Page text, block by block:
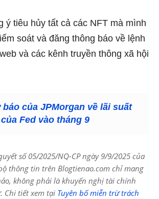
ý tiêu hủy tất cả các NFT mà mình
soát và đăng thông báo về lệnh
và các kênh truyền thông xã hội
của JPMorgan về lãi suất
của Fed vào tháng 9
số 05/2025/NQ-CP ngày 9/9/2025 của
thông tin trên Blogtienao.com chỉ mang
không phải là khuyến nghị tài chính
Chi tiết xem tại Tuyên bố miễn trừ trách